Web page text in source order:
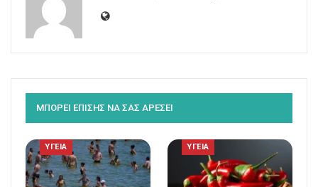
ΜΠΟΡΕΙ ΕΠΙΣΗΣ ΝΑ ΣΑΣ ΑΡΕΣΕΙ
ΥΓΕΙΑ ΥΓΕΙΑ